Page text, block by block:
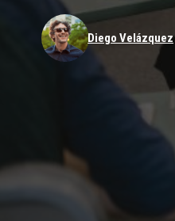
Diego Velázquez